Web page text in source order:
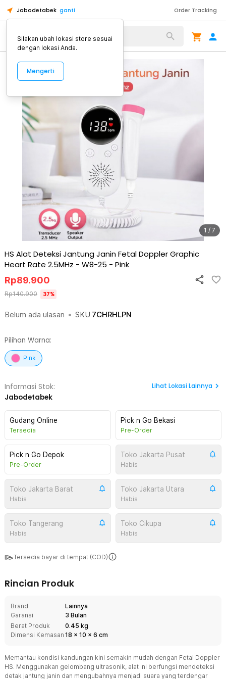
Jabodetabek ganti Order Tracking
Alat Kopi
1 / 7
HS Alat Deteksi Jantung Janin Fetal Doppler Graphic
Heart Rate 2.5MHz - W8-25 - Pink
Belum ada ulasan • SKU 7CHRHLPN
Rp89.900
Rp140.900 37%
Pilihan Warna:
Pink
Informasi Stok:
Jabodetabek
Lihat Lokasi Lainnya
Gudang Online
Tersedia
Pick n Go Bekasi
Pre-Order
Pick n Go Depok
Pre-Order
Toko Jakarta Pusat
Habis
Toko Jakarta Barat
Habis
Toko Jakarta Utara
Habis
Toko Tangerang
Habis
Toko Cikupa
Habis
Tersedia bayar di tempat (COD)
Rincian Produk
Brand
Lainnya
Garansi
3 Bulan
Berat Produk
0.45 kg
Dimensi Kemasan 18 x 10 x 6 cm
Memantau kondisi kandungan kini semakin mudah dengan Fetal Doppler
HS. Menggunakan gelombang ultrasonik, alat ini berfungsi mendeteksi
detak jantung janin dan mengubahnya menjadi suara yang terdengar
Silakan ubah lokasi store sesuai
dengan lokasi Anda.
Mengerti